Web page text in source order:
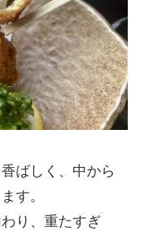
ばしく、中から
す。
り、重たすぎ